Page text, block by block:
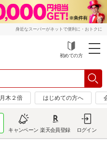
身近なスーパーがネットで便利に・おトクに
初めての方
月木２倍 はじめての方へ
キャンペーン 楽天会員登録 ログイン